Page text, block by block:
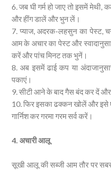
6. जब घी गर्म हो जाए तो इसमें मेथी,
और हींग डालें और भुन लें।
7. प्याज, अदरक-लहसुन का पेस्ट,
आम के अचार का पेस्ट और
करें और पांच मिनट तक भुनें।
8. अब इसमें ढाई कप या
पकाएं।
9. सीटी आने के बाद गैस बंद कर दें
10. फिर इसका ढक्कन खोलें और इसे
गार्निश कर गरमा गरम सर्व करें।
4. अचारी आलू
सूखी आलू की सब्जी आम तौर पर सबसे